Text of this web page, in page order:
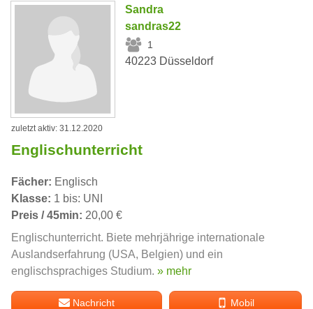
Sandra
sandras22
1
40223 Düsseldorf
zuletzt aktiv: 31.12.2020
Englischunterricht
Fächer: Englisch
Klasse: 1 bis: UNI
Preis / 45min: 20,00 €
Englischunterricht. Biete mehrjährige internationale
Auslandserfahrung (USA, Belgien) und ein
englischsprachiges Studium. » mehr
Nachricht Mobil